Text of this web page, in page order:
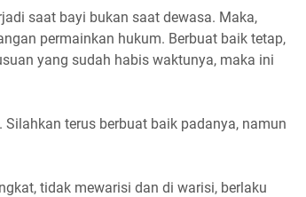
saat bayi bukan saat dewasa. Maka,
permainkan hukum. Berbuat baik tetap,
yang sudah habis waktunya, maka ini
terus berbuat baik padanya, namun
tidak mewarisi dan di warisi, berlaku